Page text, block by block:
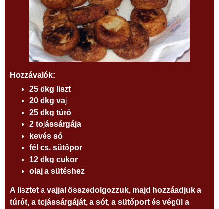
Hozzávalók:
25 dkg liszt
20 dkg vaj
25 dkg túró
2 tojássárgája
kevés só
fél cs. sütőpor
12 dkg cukor
olaj a sütéshez
A lisztet a vajjal összedolgozzuk, majd hozzáadjuk a
túrót, a tojássárgáját, a sót, a sütőport és végül a